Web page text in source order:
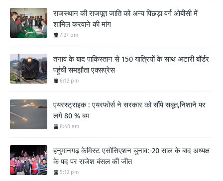
राजस्थान की राजपूत जाति को अन्य पिछड़ा वर्ग ओबीसी में
शामिल करवाने की मांग
7:27 pm
तनाव के बाद पाकिस्तान से 150 यात्रियों के साथ अटारी बॉर्डर
पहुंची समझौता एक्सप्रेस
6:12 pm
एयरस्ट्राइक : एयरफोर्स ने सरकार को सौंपे सबूत,निशाने पर
लगे 80 % बम
8:40 am
हनुमानगढ़ केमिस्ट एसोसिएशन चुनाव:-20 साल के बाद अध्यक्ष
के पद पर राजेश बंसल की जीत
5:12 pm